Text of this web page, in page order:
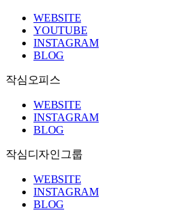
WEBSITE
YOUTUBE
INSTAGRAM
BLOG
작심오피스
WEBSITE
INSTAGRAM
BLOG
작심디자인그룹
WEBSITE
INSTAGRAM
BLOG